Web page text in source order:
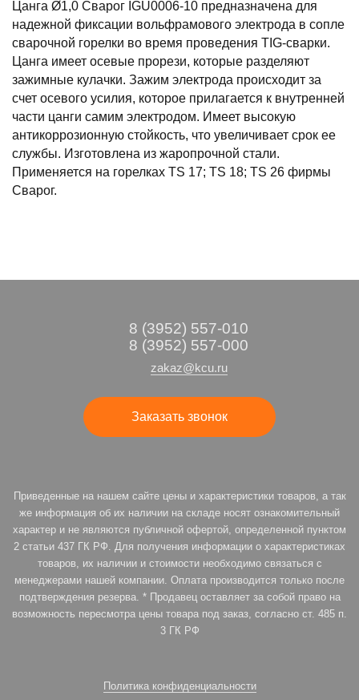
Цанга Ø1,0 Сварог IGU0006-10 предназначена для
надежной фиксации вольфрамового электрода в сопле
сварочной горелки во время проведения TIG-сварки.
Цанга имеет осевые прорези, которые разделяют
зажимные кулачки. Зажим электрода происходит за
счет осевого усилия, которое прилагается к внутренней
части цанги самим электродом. Имеет высокую
антикоррозионную стойкость, что увеличивает срок ее
службы. Изготовлена из жаропрочной стали.
Применяется на горелках TS 17; TS 18; TS 26 фирмы
Сварог.
8 (3952) 557-010
8 (3952) 557-000
zakaz@kcu.ru
Заказать звонок
Приведенные на нашем сайте цены и характеристики товаров, а так
же информация об их наличии на складе носят ознакомительный
характер и не являются публичной офертой, определенной пунктом
2 статьи 437 ГК РФ. Для получения информации о характеристиках
товаров, их наличии и стоимости необходимо связаться с
менеджерами нашей компании. Оплата производится только после
подтверждения резерва. * Продавец оставляет за собой право на
возможность пересмотра цены товара под заказ, согласно ст. 485 п.
3 ГК РФ
Политика конфиденциальности